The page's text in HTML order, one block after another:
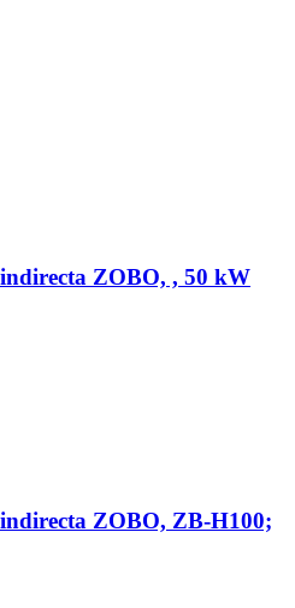
ZOBO, , 50 kW
ZOBO, ZB-H100;